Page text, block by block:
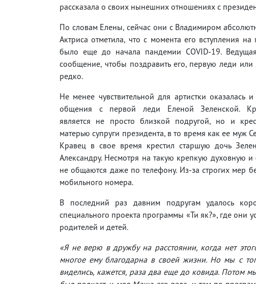
рассказала о своих нынешних отношениях с
По словам Елены, сейчас они с Владимиром
Актриса отметила, что с момента его вступления
было еще до начала пандемии COVID-19.
сообщение, чтобы поздравить его, первую леди
редко.
Не менее чувствительной для артистки оказалась и
общения с первой леди Еленой Зеленской.
является не просто близкой подругой, но и
матерью супруги президента, в то время как ее муж
Кравец в свое время крестил старшую дочь
Александру. Несмотря на такую крепкую духовную
не общаются даже по телефону. Из-за строгих мер
мобильного номера.
В последний раз давним подругам удалось
специального проекта программы «Ти як?», где они
родителей и детей.
«Я не верю в дружбу на расстоянии, когда нет
многое ему благодарна в своей жизни. Но мы с
виделись, кажется, раза два еще до ковида. Потом